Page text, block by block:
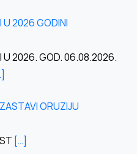
U 2026 GODINI
U 2026. GOD. 06.08.2026.
ORUZIJU
[…]